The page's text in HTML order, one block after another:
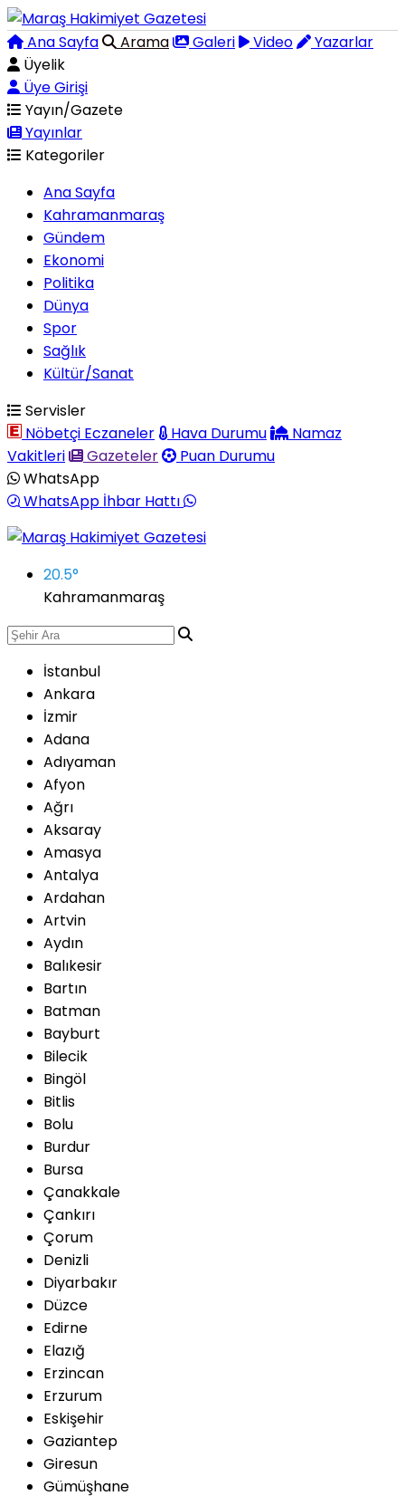
Ana Sayfa Arama Galeri Video
Yazarlar
Üyelik
Üye Girişi
Yayın/Gazete
Yayınlar
Kategoriler
Ana Sayfa
Kahramanmaraş
Gündem
Ekonomi
Politika
Dünya
Spor
Sağlık
Kültür/Sanat
Servisler
Nöbetçi Eczaneler
Hava Durumu
Namaz
Vakitleri
Gazeteler
Puan Durumu
WhatsApp
WhatsApp İhbar Hattı
20.5°
Kahramanmaraş
İstanbul
Ankara
İzmir
Adana
Adıyaman
Afyon
Ağrı
Aksaray
Amasya
Antalya
Ardahan
Artvin
Aydın
Balıkesir
Bartın
Batman
Bayburt
Bilecik
Bingöl
Bitlis
Bolu
Burdur
Bursa
Çanakkale
Çankırı
Çorum
Denizli
Diyarbakır
Düzce
Edirne
Elazığ
Erzincan
Erzurum
Eskişehir
Gaziantep
Giresun
Gümüşhane